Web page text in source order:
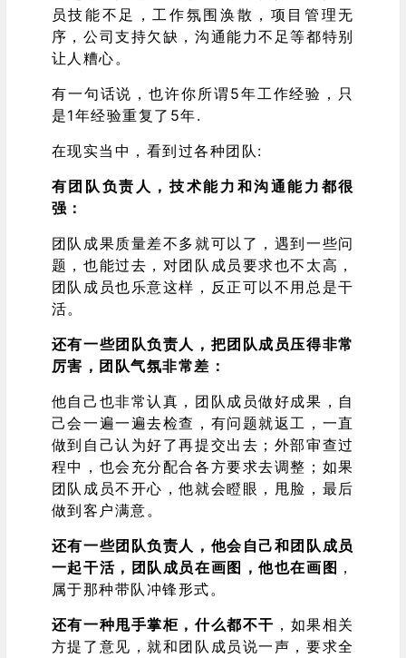
员技能不足，工作氛围涣散，项目管理无
序，公司支持欠缺，沟通能力不足等都特别
让人糟心。
有一句话说，也许你所谓5年工作经验，只
是1年经验重复了5年.
在现实当中，看到过各种团队:
有团队负责人，技术能力和沟通能力都很
强：
团队成果质量差不多就可以了，遇到一些问
题，也能过去，对团队成员要求也不太高，
团队成员也乐意这样，反正可以不用总是干
活。
还有一些团队负责人，把团队成员压得非常
厉害，团队气氛非常差：
他自己也非常认真，团队成员做好成果，自
己会一遍一遍去检查，有问题就返工，一直
做到自己认为好了再提交出去；外部审查过
程中，也会充分配合各方要求去调整；如果
团队成员不开心，他就会瞪眼，甩脸，最后
做到客户满意。
还有一些团队负责人，他会自己和团队成员
一起干活，团队成员在画图，他也在画图 ，
属于那种带队冲锋形式。
还有一种甩手掌柜，什么都不干 ，如果相关
方提了意见，就和团队成员说一声，要求全